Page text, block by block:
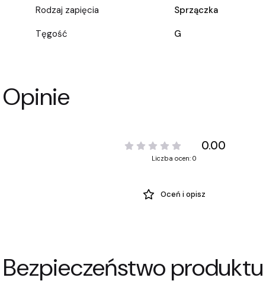
Rodzaj zapięcia
Sprzączka
Tęgość
G
Opinie
0.00
Liczba ocen: 0
Oceń i opisz
Bezpieczeństwo produktu